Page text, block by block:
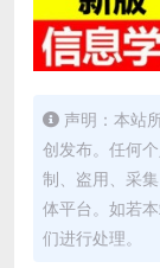
声明：本站
创发布。任何
制、盗用、采
体平台。如若
们进行处理。